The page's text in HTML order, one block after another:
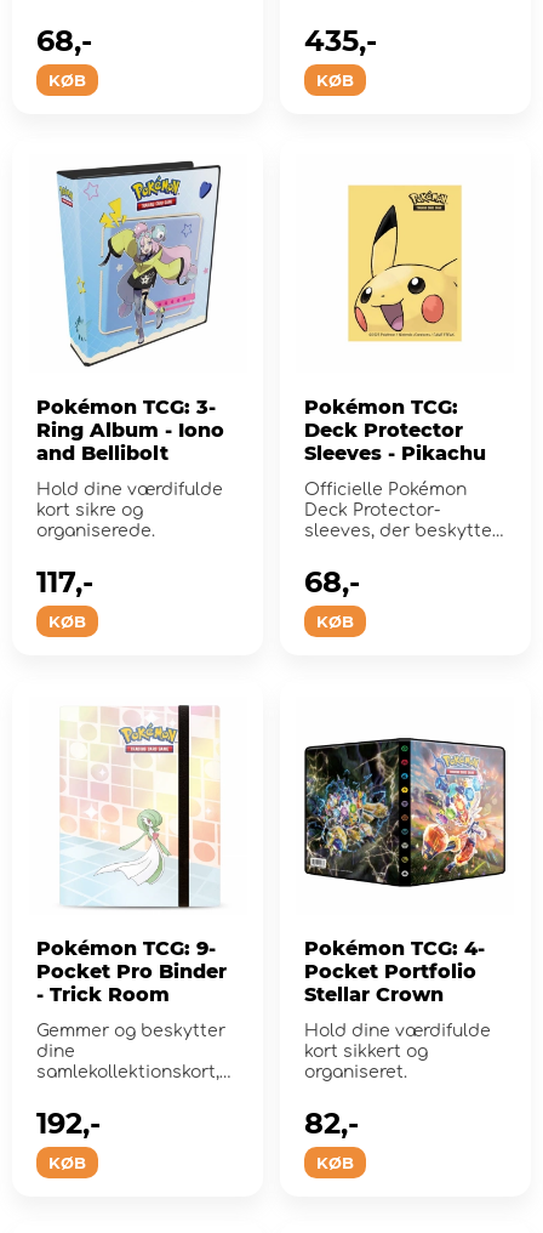
under...
KØB
68,-
KØB
435,-
Pokémon TCG: 3-
Ring Album - Iono
and Bellibolt
Hold dine værdifulde
kort sikre og
organiserede.
KØB
117,-
Pokémon TCG:
Deck Protector
Sleeves - Pikachu
Officielle Pokémon
Deck Protector-
sleeves, der beskytter
under...
KØB
68,-
Pokémon TCG: 9-
Pocket Pro Binder
- Trick Room
Gemmer og beskytter
dine
samlekollektionskort,
detaljeret kunst i fuld
far...
KØB
192,-
Pokémon TCG: 4-
Pocket Portfolio
Stellar Crown
Hold dine værdifulde
kort sikkert og
organiseret.
KØB
82,-